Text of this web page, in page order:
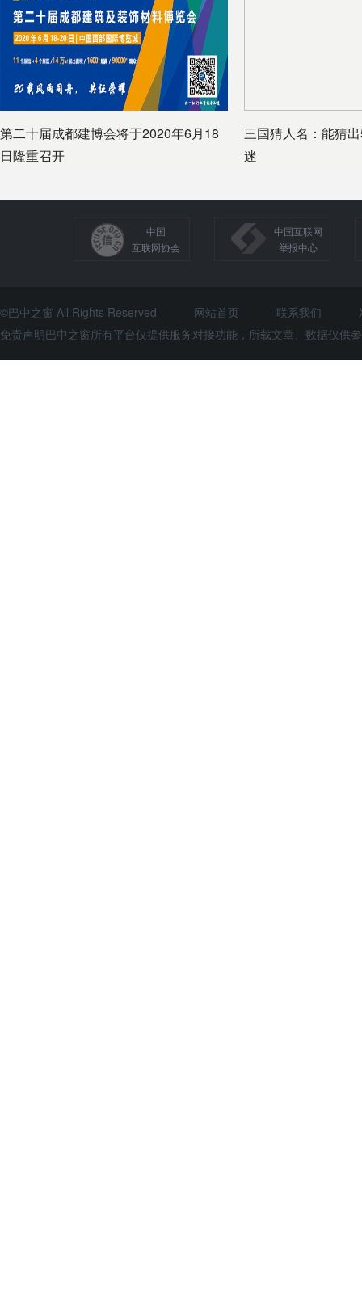
第二十届成都建博会将于2020年6月18
日隆重召开
三国猜人名：能猜
迷
中国
互联网协会
中国互联网
举报中心
©巴中之窗 All Rights Reserved 网站首页 联系我们
免责声明巴中之窗所有平台仅提供服务对接功能，所载文章、数据仅